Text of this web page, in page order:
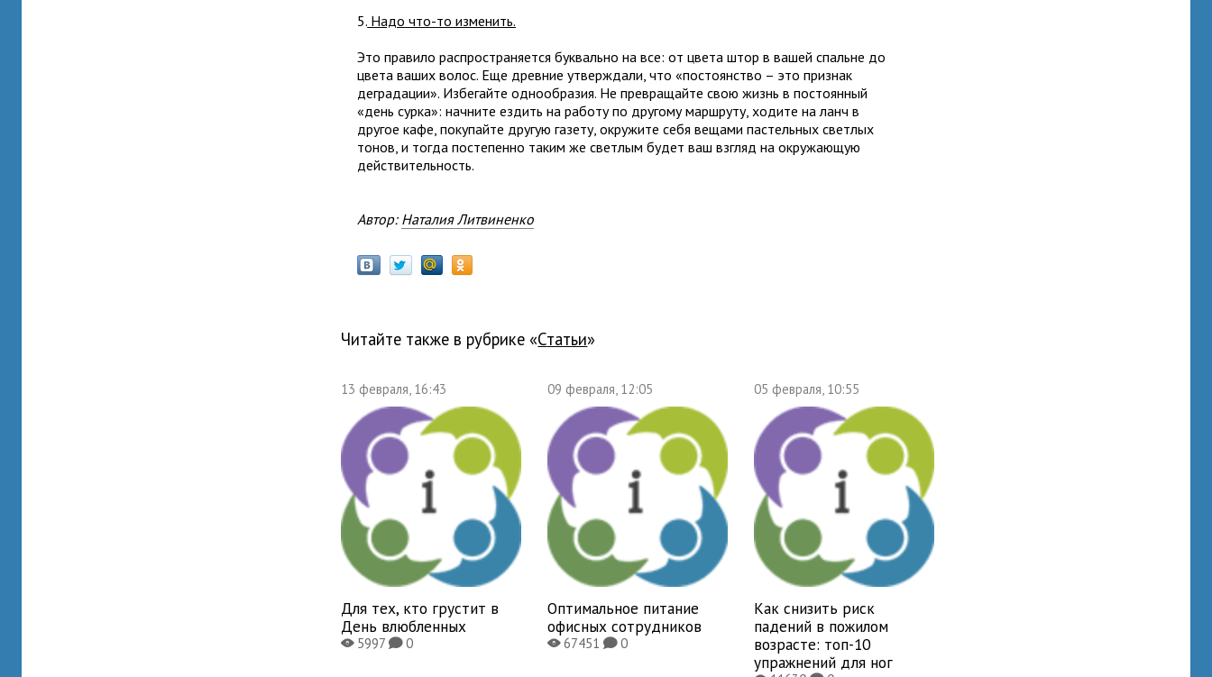
5. Надо что-то изменить.
Это правило распространяется буквально на все: от цвета штор в вашей спальне до
цвета ваших волос. Еще древние утверждали, что «постоянство – это признак
деградации». Избегайте однообразия. Не превращайте свою жизнь в постоянный
«день сурка»: начните ездить на работу по другому маршруту, ходите на ланч в
другое кафе, покупайте другую газету, окружите себя вещами пастельных светлых
тонов, и тогда постепенно таким же светлым будет ваш взгляд на окружающую
действительность.
Автор: Наталия Литвиненко
Читайте также в рубрике « Статьи»
13 февраля, 16:43
Для тех, кто грустит в
День влюбленных
X5997K0
09 февраля, 12:05
Оптимальное питание
офисных сотрудников
X67451K0
05 февраля, 10:55
Как снизить риск
падений в пожилом
возрасте: топ-10
упражнений для ног